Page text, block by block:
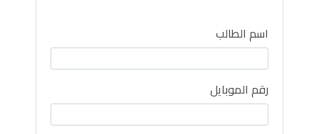
اسم الطالب
رقم الموبايل